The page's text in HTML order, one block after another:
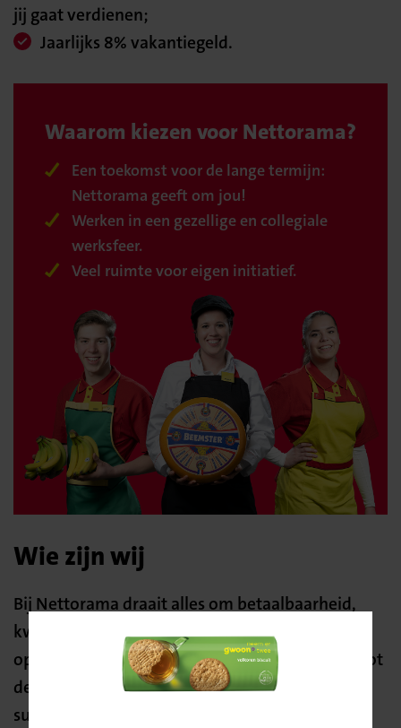
jij gaat verdienen;
Jaarlijks 8% vakantiegeld.
Waarom kiezen voor Nettorama?
Een toekomst voor de lange termijn:
Nettorama geeft om jou!
Werken in een gezellige en collegiale
werksfeer.
Veel ruimte voor eigen initiatief.
Wie zijn wij
Bij Nettorama draait alles om betaalbaarheid,
kwaliteit en klantgerichtheid. Sinds onze
oprichting in 1968 hebben wij ons ontwikkeld tot
de voordeligste ‘merkendiscounter’. Onze
succesformule is simpel: wij bieden een
Bevestig